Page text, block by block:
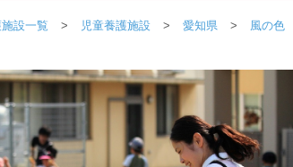
設一覧 児童養護施設 愛知県 風の色